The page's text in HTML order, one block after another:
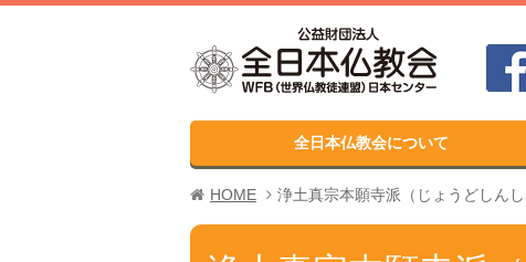
全日本仏教会について
HOME 浄土真宗本願寺派（じょうどしんし